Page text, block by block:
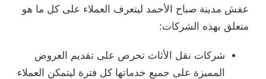
عفش مدينة صباح الأحمد ليتعرف العملاء على كل ما هو
متعلق بهذه الشركات:
شركات نقل الأثاث تحرص على تقديم العروض
المميزة على جميع خدماتها كل فترة ليتمكن العملاء